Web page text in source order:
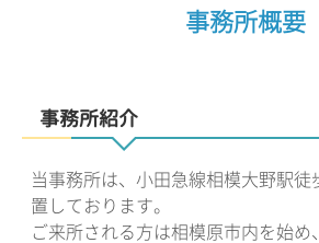
事務所概要
事務所紹介
当事務所は、小田急線相模大野駅徒
置しております。
ご来所される方は相模原市内を始め